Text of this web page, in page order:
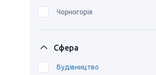
Чорногорія
Сфера
Будівництво